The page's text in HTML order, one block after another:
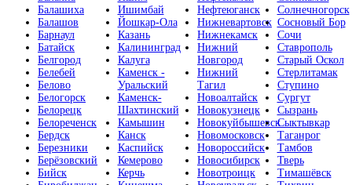
Балашиха
Балашов
Барнаул
Батайск
Белгород
Белебей
Белово
Белогорск
Белорецк
Белореченск
Бердск
Березники
Берёзовский
Бийск
Ишимбай
Йошкар-Ола
Казань
Калининград
Калуга
Каменск -
Уральский
Каменск-
Шахтинский
Камышин
Канск
Каспийск
Кемерово
Керчь
Нефтеюганск
Нижневартовск
Нижнекамск
Нижний
Новгород
Нижний
Тагил
Новоалтайск
Новокузнецк
Новокуйбышевск
Новомосковск
Новороссийск
Новосибирск
Новотроицк
Солнечногорск
Сосновый Бор
Сочи
Ставрополь
Старый Оскол
Стерлитамак
Ступино
Сургут
Сызрань
Сыктывкар
Таганрог
Тамбов
Тверь
Тимашёвск